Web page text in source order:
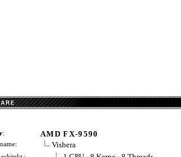
: AMD FX-9590
Vishera